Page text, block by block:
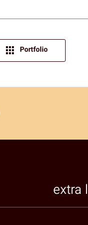
Portfolio
extra